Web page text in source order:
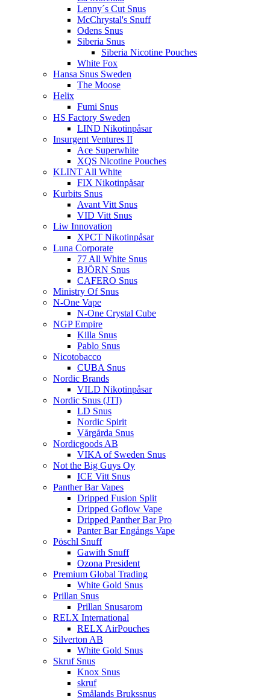
Lenny´s Cut Snus
McChrystal's Snuff
Odens Snus
Siberia Snus
Siberia Nicotine Pouches
White Fox
Hansa Snus Sweden
The Moose
Helix
Fumi Snus
HS Factory Sweden
LIND Nikotinpåsar
Insurgent Ventures II
Ace Superwhite
XQS Nicotine Pouches
KLINT All White
FIX Nikotinpåsar
Kurbits Snus
Avant Vitt Snus
VID Vitt Snus
Liw Innovation
XPCT Nikotinpåsar
Luna Corporate
77 All White Snus
BJÖRN Snus
CAFERO Snus
Ministry Of Snus
N-One Vape
N-One Crystal Cube
NGP Empire
Killa Snus
Pablo Snus
Nicotobacco
CUBA Snus
Nordic Brands
VILD Nikotinpåsar
Nordic Snus (JTI)
LD Snus
Nordic Spirit
Vårgårda Snus
Nordicgoods AB
VIKA of Sweden Snus
Not the Big Guys Oy
ICE Vitt Snus
Panther Bar Vapes
Dripped Fusion Split
Dripped Goflow Vape
Dripped Panther Bar Pro
Panter Bar Engångs Vape
Pöschl Snuff
Gawith Snuff
Ozona President
Premium Global Trading
White Gold Snus
Prillan Snus
Prillan Snusarom
RELX International
RELX AirPouches
Silverton AB
White Gold Snus
Skruf Snus
Knox Snus
skruf
Smålands Brukssnus